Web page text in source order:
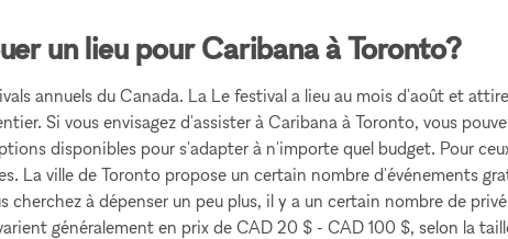
un lieu pour Caribana à Toronto?
annuels du Canada. La Le festival a lieu au mois d'août et
Si vous envisagez d'assister à Caribana à Toronto, vous
disponibles pour s'adapter à n'importe quel budget. Pour
La ville de Toronto propose un certain nombre d'événements
à dépenser un peu plus, il y a un certain nombre de
généralement en prix de CAD 20 $ - CAD 100 $, selon la